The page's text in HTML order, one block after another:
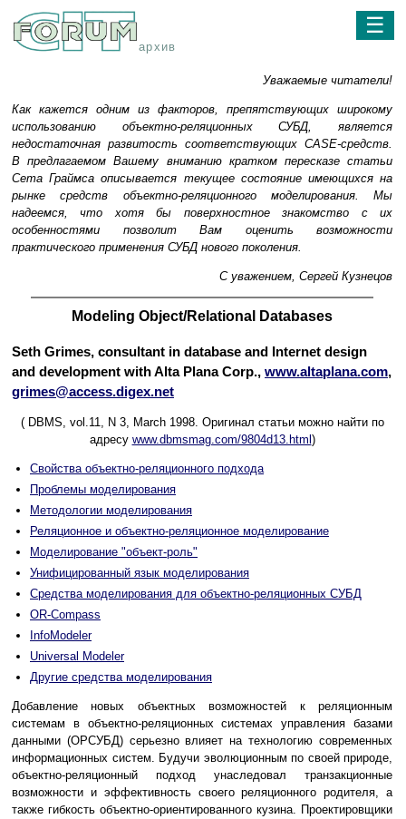
архив
☰
Уважаемые читатели!
Как кажется одним из факторов, препятствующих широкому
использованию объектно-реляционных СУБД, является
недостаточная развитость соответствующих CASE-средств.
В предлагаемом Вашему вниманию кратком пересказе статьи
Сета Граймса описывается текущее состояние имеющихся на
рынке средств объектно-реляционного моделирования. Мы
надеемся, что хотя бы поверхностное знакомство с их
особенностями позволит Вам оценить возможности
практического применения СУБД нового поколения.
С уважением, Сергей Кузнецов
Modeling Object/Relational Databases
Seth Grimes, consultant in database and Internet design
and development with Alta Plana Corp., www.altaplana.com,
grimes@access.digex.net
( DBMS, vol.11, N 3, March 1998. Оригинал статьи можно найти по
адресу www.dbmsmag.com/9804d13.html )
Свойства объектно-реляционного подхода
Проблемы моделирования
Методологии моделирования
Реляционное и объектно-реляционное моделирование
Моделирование "объект-роль"
Унифицированный язык моделирования
Средства моделирования для объектно-реляционных СУБД
OR-Compass
InfoModeler
Universal Modeler
Другие средства моделирования
Добавление новых объектных возможностей к реляционным
системам в объектно-реляционных системах управления базами
данными (ОРСУБД) серьезно влияет на технологию современных
информационных систем. Будучи эволюционным по своей природе,
объектно-реляционный подход унаследовал транзакционные
возможности и эффективность своего реляционного родителя, а
также гибкость объектно-ориентированного кузина. Проектировщики